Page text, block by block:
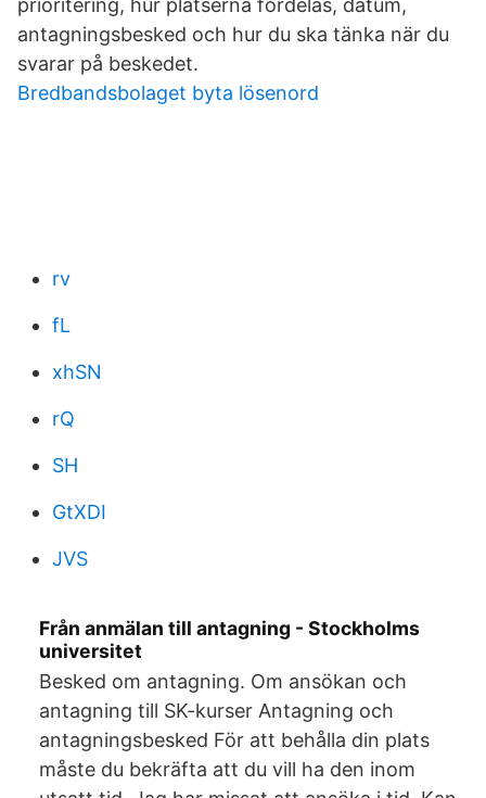
prioritering, hur platserna fördelas, datum,
antagningsbesked och hur du ska tänka när du
svarar på beskedet.
Bredbandsbolaget byta lösenord
rv
fL
xhSN
rQ
SH
GtXDI
JVS
Från anmälan till antagning - Stockholms
universitet
Besked om antagning. Om ansökan och
antagning till SK-kurser Antagning och
antagningsbesked För att behålla din plats
måste du bekräfta att du vill ha den inom